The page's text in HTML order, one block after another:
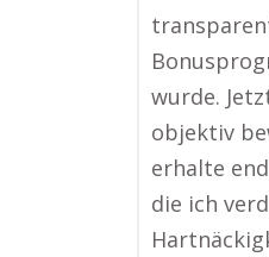
wurde.
objektiv
erhalte
die ich